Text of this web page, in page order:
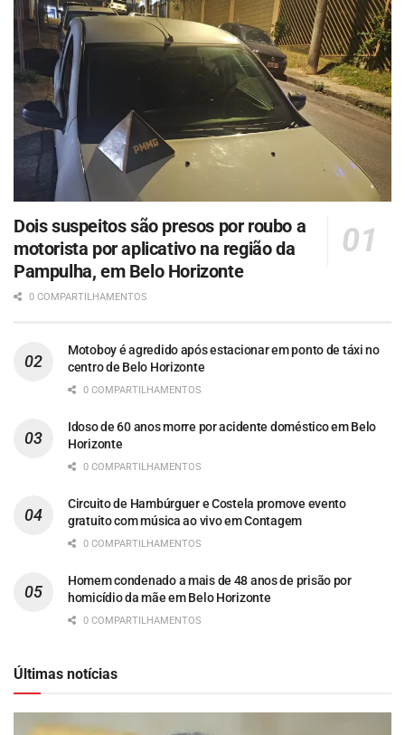
Dois suspeitos são presos por roubo a
motorista por aplicativo na região da
Pampulha, em Belo Horizonte
0 COMPARTILHAMENTOS
Motoboy é agredido após estacionar em ponto de táxi no
centro de Belo Horizonte
0 COMPARTILHAMENTOS
Idoso de 60 anos morre por acidente doméstico em Belo
Horizonte
0 COMPARTILHAMENTOS
Circuito de Hambúrguer e Costela promove evento
gratuito com música ao vivo em Contagem
0 COMPARTILHAMENTOS
Homem condenado a mais de 48 anos de prisão por
homicídio da mãe em Belo Horizonte
0 COMPARTILHAMENTOS
Últimas notícias